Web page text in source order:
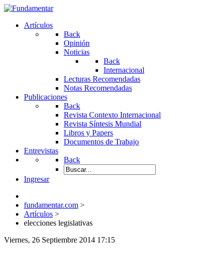
Artículos
Back
Opinión
Noticias
Back
Internacional
Lecturas Recomendadas
Notas Recomendadas
Publicaciones
Back
Revista Contexto Internacional
Revista Síntesis Mundial
Libros y Papers
Documentos de Trabajo
Entrevistas
Back
Ingresar
fundamentar.com >
Artículos >
elecciones legislativas
Viernes, 26 Septiembre 2014 17:15